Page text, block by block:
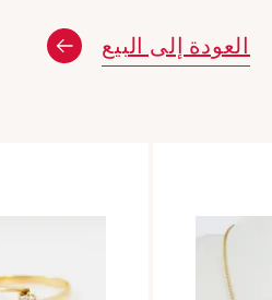
العودة إلى البيع